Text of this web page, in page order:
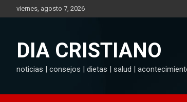
al
viernes, agosto 7, 2026
DIA CRISTIANO
noticias | consejos | dietas | salud |